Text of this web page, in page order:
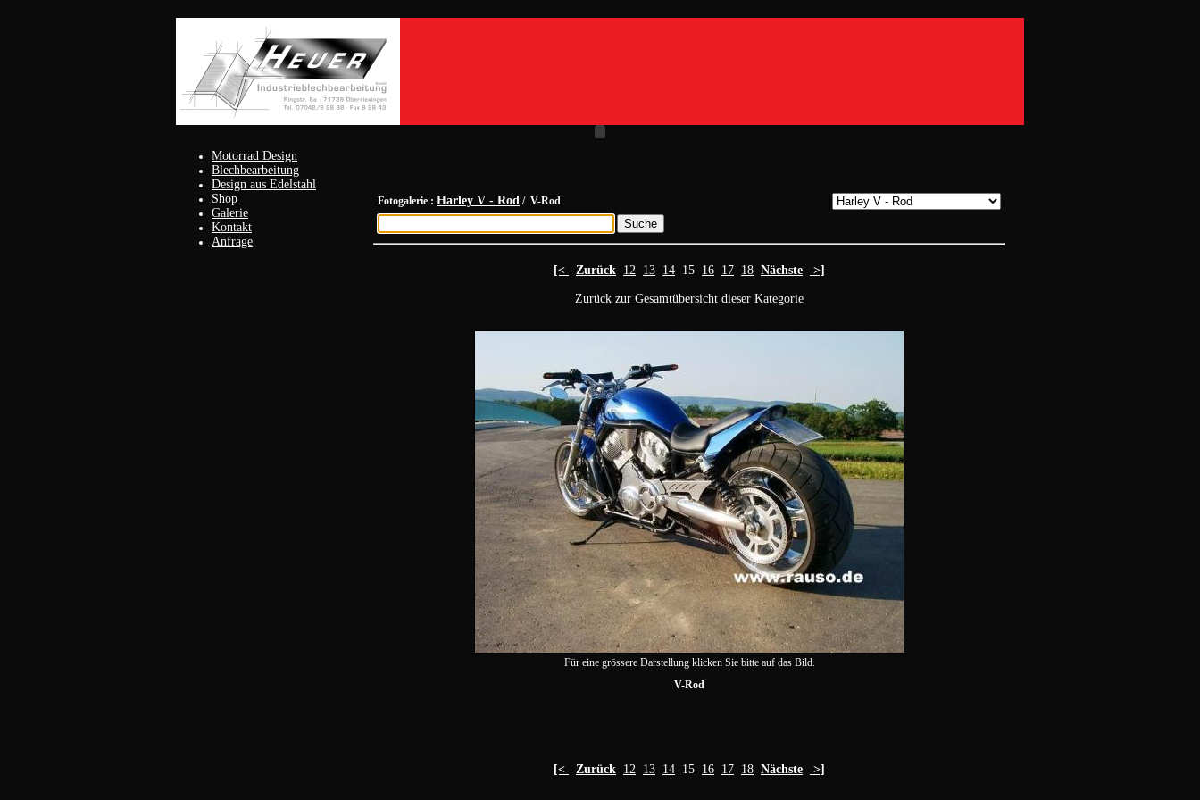
Motorrad Design
Blechbearbeitung
Design aus Edelstahl
Shop
Galerie
Kontakt
Anfrage
Fotogalerie : Harley V - Rod / V-Rod
[< Zurück 12 13 14 15 16 17 18 Nächste >]
Zurück zur Gesamtübersicht dieser Kategorie
Für eine grössere Darstellung klicken Sie bitte auf das Bild.
V-Rod
[< Zurück 12 13 14 15 16 17 18 Nächste >]